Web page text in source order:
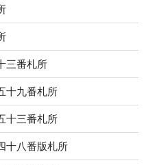
三番札所
十九番札所
十三番札所
十八番版札所